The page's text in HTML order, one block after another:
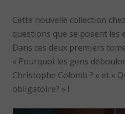
Cette nouvelle collection
questions que se posent les
Dans ces deux premiers
« Pourquoi les gens
Christophe Colomb ? » et «
obligatoire? » !